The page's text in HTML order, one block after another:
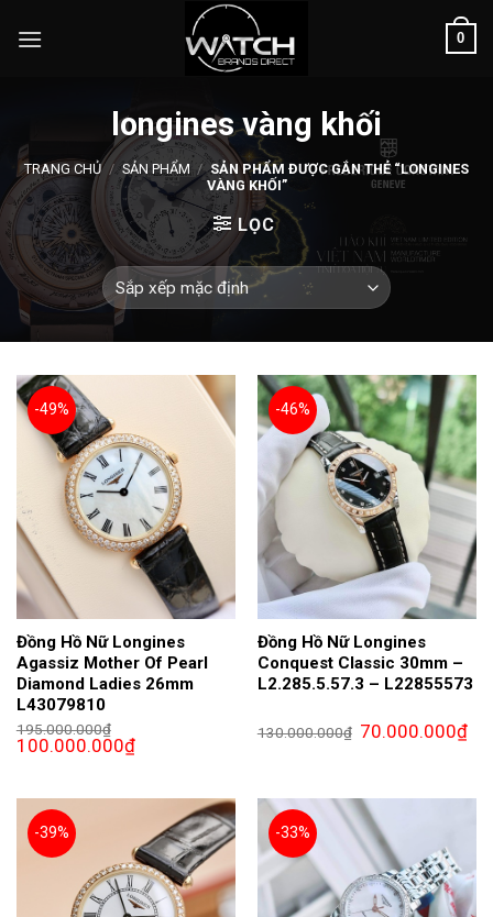
0
longines vàng khối
TRANG CHỦ / SẢN PHẨM / SẢN PHẨM ĐƯỢC GẮN THẺ “LONGINES
VÀNG KHỐI”
LỌC
-49%
Đồng Hồ Nữ Longines
Agassiz Mother Of Pearl
Diamond Ladies 26mm
L43079810
195.000.000₫
Giá
gốc
100.000.000₫Giá
hiện
100.000.000₫.
-46%
Đồng Hồ Nữ Longines
Conquest Classic 30mm –
L2.285.5.57.3 – L22855573
130.000.000₫ Giá
gốc
70.000.000₫Giá
hiện
-39% -33%